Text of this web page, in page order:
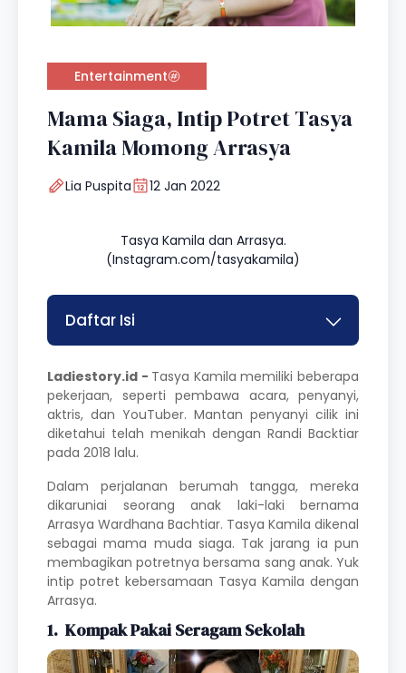
Entertainment
Mama Siaga, Intip Potret Tasya
Kamila Momong Arrasya
Lia Puspita 12 Jan 2022
Tasya Kamila dan Arrasya.
(Instagram.com/tasyakamila)
Daftar Isi
Ladiestory.id - Tasya Kamila memiliki beberapa
pekerjaan, seperti pembawa acara, penyanyi,
aktris, dan YouTuber. Mantan penyanyi cilik ini
diketahui telah menikah dengan Randi Backtiar
pada 2018 lalu.
Dalam perjalanan berumah tangga, mereka
dikaruniai seorang anak laki-laki bernama
Arrasya Wardhana Bachtiar. Tasya Kamila dikenal
sebagai mama muda siaga. Tak jarang ia pun
membagikan potretnya bersama sang anak. Yuk
intip potret kebersamaan Tasya Kamila dengan
Arrasya.
1. Kompak Pakai Seragam Sekolah